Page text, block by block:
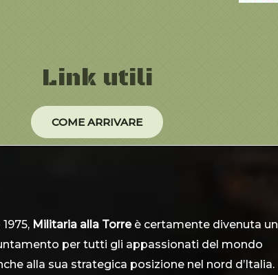
Link utili
COME ARRIVARE
Militaria alla Torreè certamente divenuta un
per tutti gli appassionati del mondo
alla sua strategica posizione nel nord d’Italia.